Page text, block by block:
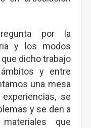
por la
y los modos
dicho trabajo
y entre
una mesa
se
y se den a
que